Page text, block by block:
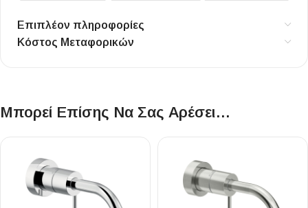
Επιπλέον πληροφορίες
Κόστος Μεταφορικών
Μπορεί Επίσης Να Σας Αρέσει…